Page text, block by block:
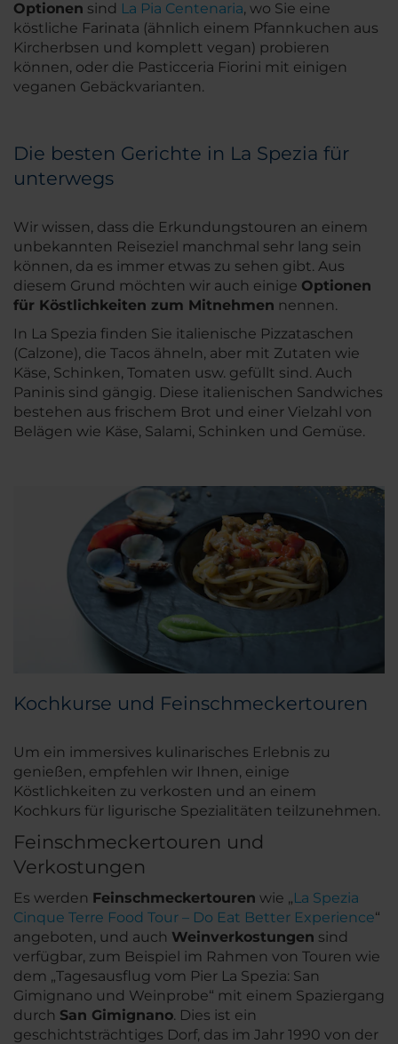
Optionen sind La Pia Centenaria, wo Sie eine
köstliche Farinata (ähnlich einem Pfannkuchen aus
Kircherbsen und komplett vegan) probieren
können, oder die Pasticceria Fiorini mit einigen
veganen Gebäckvarianten.
Die besten Gerichte in La Spezia für
unterwegs
Wir wissen, dass die Erkundungstouren an einem
unbekannten Reiseziel manchmal sehr lang sein
können, da es immer etwas zu sehen gibt. Aus
diesem Grund möchten wir auch einige Optionen
für Köstlichkeiten zum Mitnehmen nennen.
In La Spezia finden Sie italienische Pizzataschen
(Calzone), die Tacos ähneln, aber mit Zutaten wie
Käse, Schinken, Tomaten usw. gefüllt sind. Auch
Paninis sind gängig. Diese italienischen Sandwiches
bestehen aus frischem Brot und einer Vielzahl von
Belägen wie Käse, Salami, Schinken und Gemüse.
Kochkurse und Feinschmeckertouren
Um ein immersives kulinarisches Erlebnis zu
genießen, empfehlen wir Ihnen, einige
Köstlichkeiten zu verkosten und an einem
Kochkurs für ligurische Spezialitäten teilzunehmen.
Feinschmeckertouren und
Verkostungen
Es werden Feinschmeckertouren wie „La Spezia
Cinque Terre Food Tour – Do Eat Better Experience“
angeboten, und auch Weinverkostungen sind
verfügbar, zum Beispiel im Rahmen von Touren wie
dem „Tagesausflug vom Pier La Spezia: San
Gimignano und Weinprobe“ mit einem Spaziergang
durch San Gimignano. Dies ist ein
geschichtsträchtiges Dorf, das im Jahr 1990 von der